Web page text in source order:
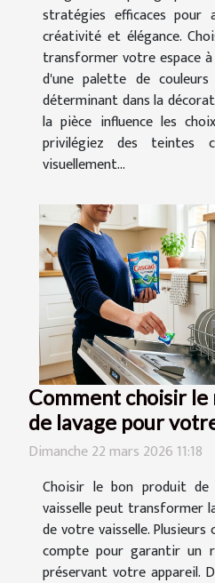
stratégies efficaces pour
créativité et élégance.
transformer votre espace
d'une palette de
déterminant dans la
la pièce influence les
privilégiez des teintes
visuellement...
Comment choisir
de lavage pour
Dimanche 22 mars 2026 11:18
Choisir le bon produit
vaisselle peut transformer
de votre vaisselle.
compte pour garantir un
préservant votre appareil.